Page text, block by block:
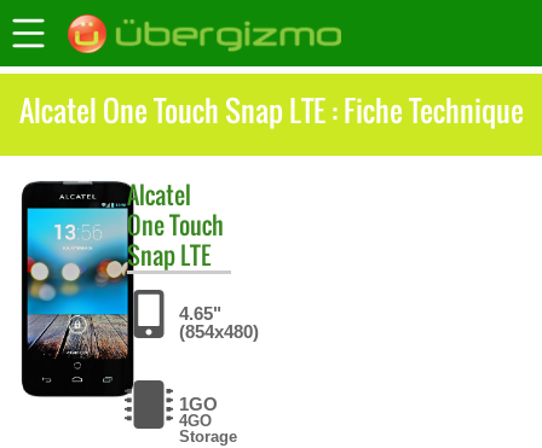
Alcatel One Touch Snap LTE : Fiche Technique
Alcatel
One Touch
Snap LTE
4.65"
(854x480)
1GO
4GO
Storage